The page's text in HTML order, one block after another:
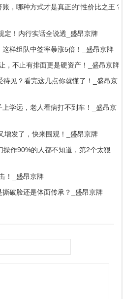
，哪种方式才是真正的“性价比之王？
定！内行实话全说透_盛昂京牌
样组队中签率暴涨5倍！_盛昂京牌
，不止有排面更是硬资产！_盛昂京牌
待见？看完这几点你就懂了！_盛昂京
学远，老人看病打不到车！_盛昂京
增发了，快来围观！_盛昂京牌
作90%的人都不知道，第2个太狠
！_盛昂京牌
破脸还是体面传承？_盛昂京牌